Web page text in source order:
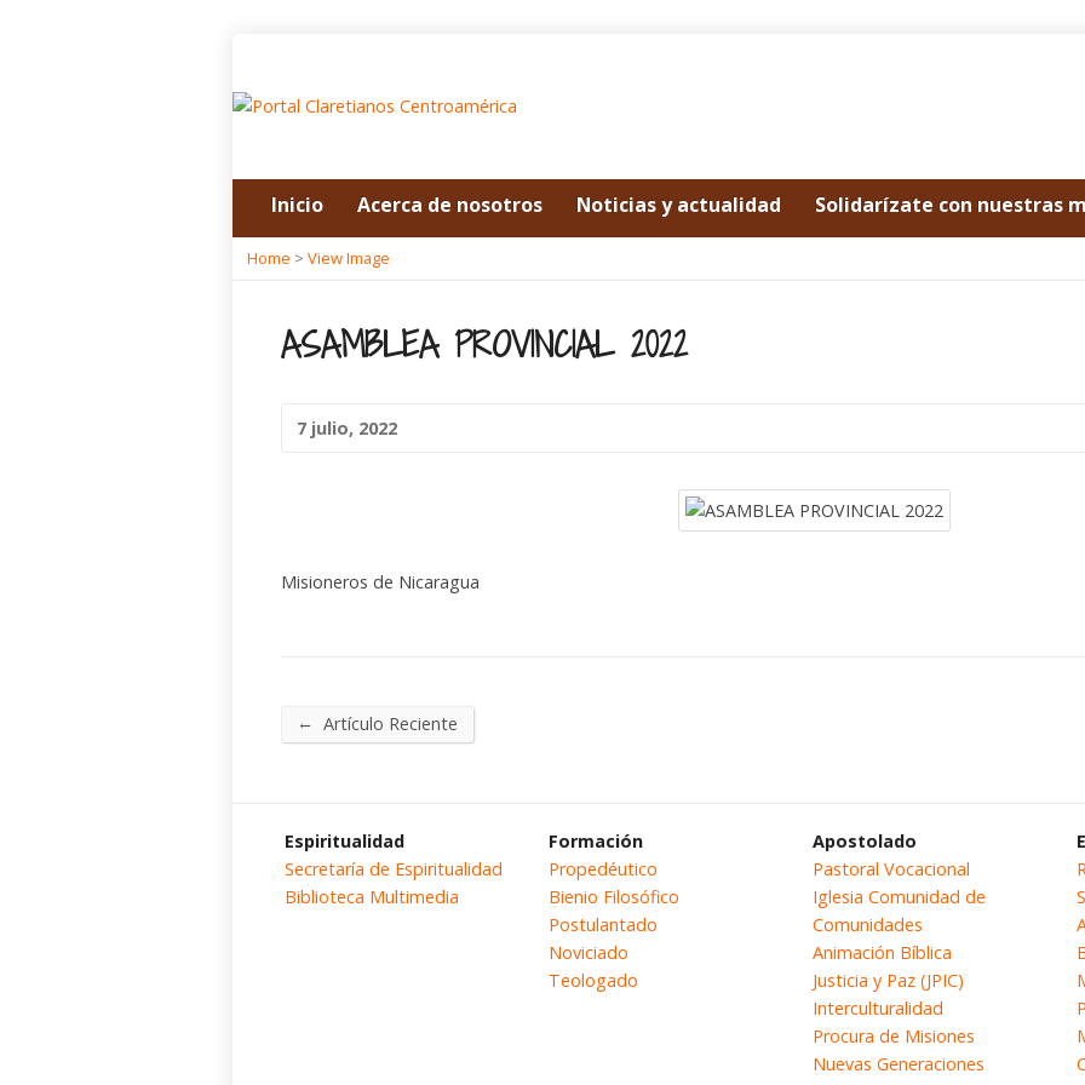
Inicio Acerca de nosotros Noticias y actualidad Solidarízate con nuestras
Home > View Image
ASAMBLEA PROVINCIAL 2022
7 julio, 2022
Misioneros de Nicaragua
← Artículo Reciente
Espiritualidad
Secretaría de Espiritualidad
Biblioteca Multimedia
Formación
Propedéutico
Bienio Filosófico
Postulantado
Noviciado
Teologado
Apostolado
Pastoral Vocacional
Iglesia Comunidad de
Comunidades
Animación Bíblica
Justicia y Paz (JPIC)
Interculturalidad
Procura de Misiones
Nuevas Generaciones